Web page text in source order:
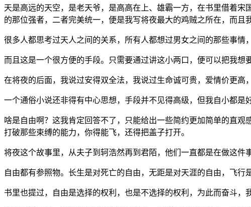
天是高远的天空，是老天爷，是高高在上、雄霸一方，在书里借着
的那位强者，二者完美统一，便是我写将夜最大的鸡贼之所在，而且
很多人都思考过天人之间的关系，所有人都想过男女之间的那些事情
而且这是一个很方便的手段。只需要通过讲这小两口，便可以把我
在将夜的后面，我说过安得双全法，我说过生命诚可贵，爱情价更高
一个通俗小说还非得有中心思想，手段并不见得高级，但我自小都是
啥是自由啊？这我肯定回答不了，只能给出一些简约更加简单的直
打破那些束缚的能力，你得能飞，还得把盖子打开。
将夜这个故事里，从夫子到轲浩然再到君陌，他们一直都是在做这件
自由都有参照物。长生是对死亡的自由，无距是对天涯的自由，飞
书里也提过，自由是选择的权利，也是不选择的权利，为此而奋斗，